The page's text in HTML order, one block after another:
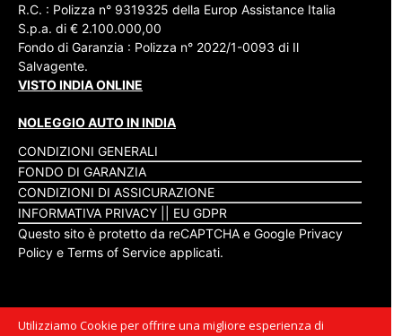
R.C. : Polizza n° 9319325 della Europ Assistance Italia
S.p.a. di € 2.100.000,00
Fondo di Garanzia : Polizza n° 2022/1-0093 di Il
Salvagente.
VISTO INDIA ONLINE
NOLEGGIO AUTO IN INDIA
CONDIZIONI GENERALI
FONDO DI GARANZIA
CONDIZIONI DI ASSICURAZIONE
INFORMATIVA PRIVACY
EU GDPR
Questo sito è protetto da reCAPTCHA e Google Privacy
Policy e Terms of Service applicati.
Utilizziamo Cookie per offrire una migliore esperienza di